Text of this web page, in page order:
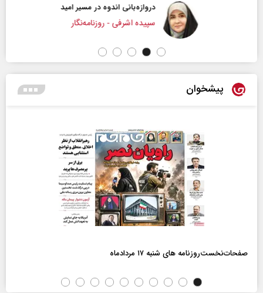
دروازه‌بانی اندوه در مسیر امید
سپیده اشرفی - روزنامه‌نگار
پیشخوان
صفحات‌نخست‌روزنامه ها‌ی شنبه ۱۷ مردادماه